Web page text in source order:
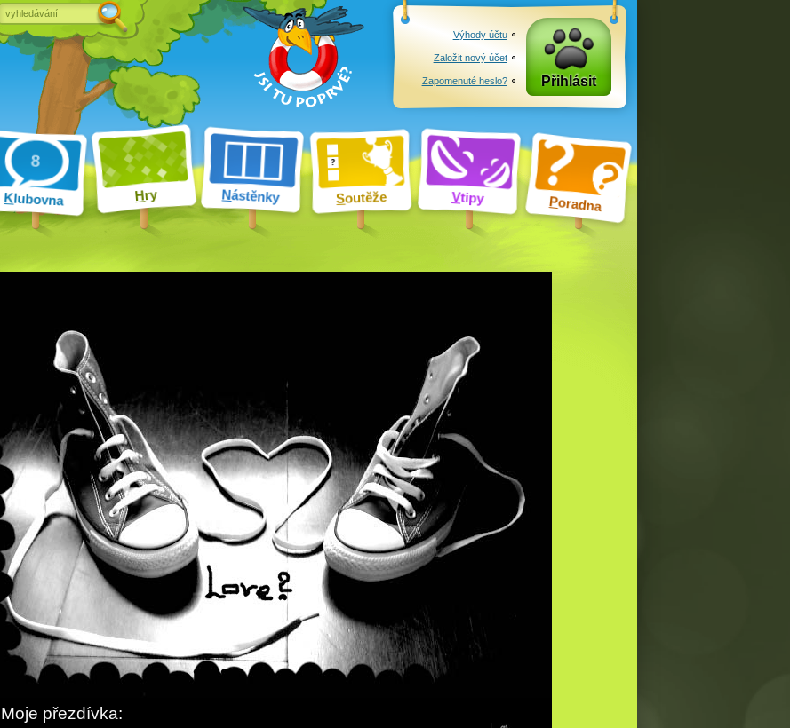
Klubovna Hry Nástěnky Soutěže Vtipy Poradna
Výhody účtu
Založit nový účet
Zapomenuté heslo? Přihlásit
Moje přezdívka: